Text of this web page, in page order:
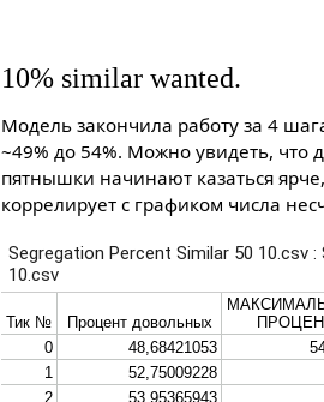
10% similar wanted.
Модель закончила работу за 4
~49% до 54%. Можно увидеть, что
пятнышки начинают казаться
коррелирует с графиком числа